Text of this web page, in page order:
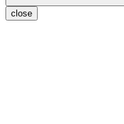
close